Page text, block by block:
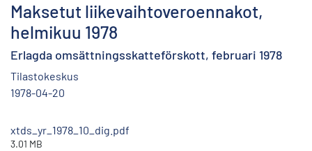
Maksetut liikevaihtoveroennakot,
helmikuu 1978
Erlagda omsättningsskatteförskott, februari 1978
Tilastokeskus
1978-04-20
xtds_yr_1978_10_dig.pdf
3.01 MB